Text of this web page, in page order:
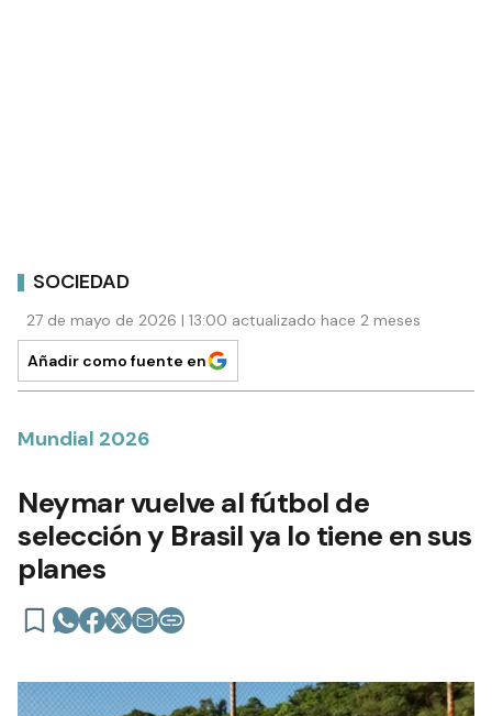
SOCIEDAD
27 de mayo de 2026 | 13:00 actualizado hace 2 meses
Añadir como fuente en
Mundial 2026
Neymar vuelve al fútbol de
selección y Brasil ya lo tiene en sus
planes